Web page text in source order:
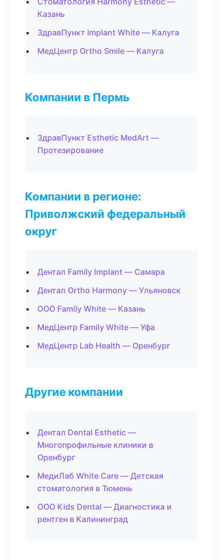
Казань
ЗдравПункт Implant White — Калуга
МедЦентр Ortho Smile — Калуга
Компании в Пермь
ЗдравПункт Esthetic MedArt —
Протезирование
Компании в регионе:
Приволжский федеральный
округ
Дентал Family Implant — Самара
Дентал Ortho Harmony — Ульяновск
ООО Family White — Казань
МедЦентр Family White — Уфа
МедЦентр Lab Health — Оренбург
Другие компании
Дентал Dental Esthetic —
Многопрофильные клиники в
Оренбург
МедиЛаб White Care — Детская
стоматология в Тюмень
ООО Kids Dental — Диагностика и
рентген в Калининград